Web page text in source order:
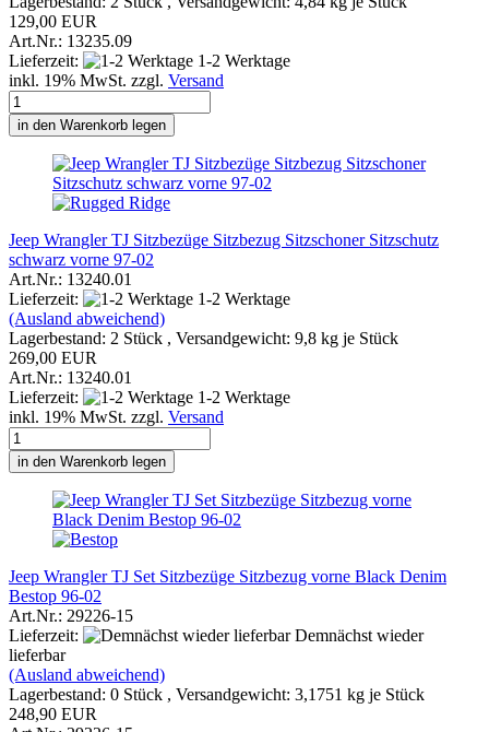
129,00 EUR
Art.Nr.: 13235.09
Lieferzeit:
1-2 Werktage
inkl. 19% MwSt. zzgl. Versand
in den Warenkorb legen
Jeep Wrangler TJ Sitzbezüge Sitzbezug Sitzschoner Sitzschutz
schwarz vorne 97-02
Art.Nr.: 13240.01
Lieferzeit:
1-2 Werktage
(Ausland abweichend)
Lagerbestand: 2 Stück , Versandgewicht: 9,8 kg je Stück
269,00 EUR
Art.Nr.: 13240.01
Lieferzeit:
1-2 Werktage
inkl. 19% MwSt. zzgl. Versand
in den Warenkorb legen
Jeep Wrangler TJ Set Sitzbezüge Sitzbezug vorne Black Denim
Bestop 96-02
Art.Nr.: 29226-15
Lieferzeit:
Demnächst wieder
lieferbar
(Ausland abweichend)
Lagerbestand: 0 Stück , Versandgewicht: 3,1751 kg je Stück
248,90 EUR